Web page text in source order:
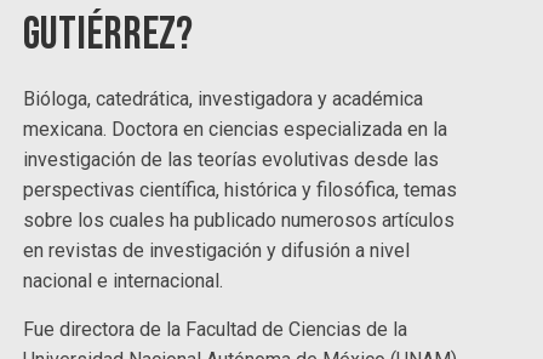
Gutiérrez?
Bióloga, catedrática, investigadora y académica
mexicana. Doctora en ciencias especializada en la
investigación de las teorías evolutivas desde las
perspectivas científica, histórica y filosófica, temas
sobre los cuales ha publicado numerosos artículos
en revistas de investigación y difusión a nivel
nacional e internacional.
Fue directora de la Facultad de Ciencias de la